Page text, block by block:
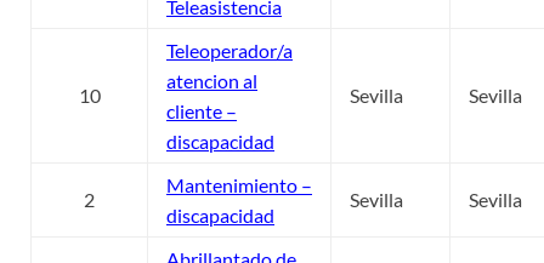
Teleasistencia
10
Teleoperador/a
atencion al
cliente –
discapacidad
Sevilla Sevilla
2
Mantenimiento –
discapacidad
Sevilla Sevilla